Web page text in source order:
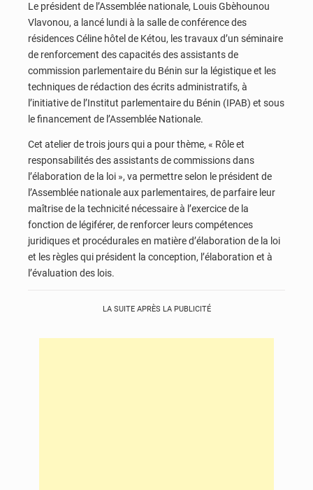
Le président de l’Assemblée nationale, Louis Gbèhounou
Vlavonou, a lancé lundi à la salle de conférence des
résidences Céline hôtel de Kétou, les travaux d’un séminaire
de renforcement des capacités des assistants de
commission parlementaire du Bénin sur la légistique et les
techniques de rédaction des écrits administratifs, à
l’initiative de l’Institut parlementaire du Bénin (IPAB) et sous
le financement de l’Assemblée Nationale.
Cet atelier de trois jours qui a pour thème, « Rôle et
responsabilités des assistants de commissions dans
l’élaboration de la loi », va permettre selon le président de
l’Assemblée nationale aux parlementaires, de parfaire leur
maîtrise de la technicité nécessaire à l’exercice de la
fonction de légiférer, de renforcer leurs compétences
juridiques et procédurales en matière d’élaboration de la loi
et les règles qui président la conception, l’élaboration et à
l’évaluation des lois.
LA SUITE APRÈS LA PUBLICITÉ